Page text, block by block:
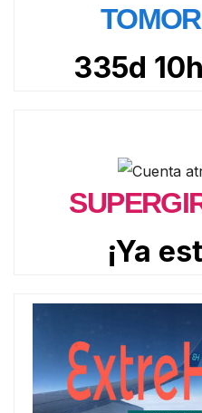
335d
¡Ya